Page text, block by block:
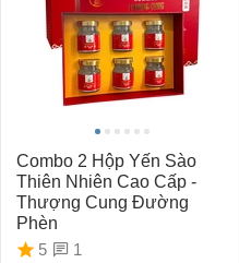
Combo 2 Hộp Yến Sào
Thiên Nhiên Cao Cấp -
Thượng Cung Đường
Phèn
5
1